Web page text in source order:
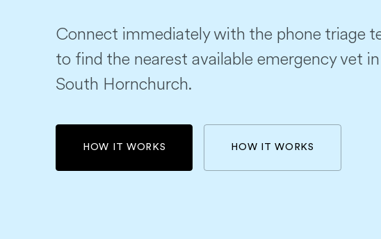
Connect immediately with the phone triage
to find the nearest available emergency vet in
South Hornchurch.
HOW IT WORKS HOW IT WORKS